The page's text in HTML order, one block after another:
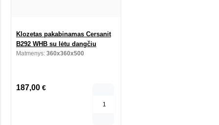
Klozetas pakabinamas Cersanit
B292 WHB su lėtu dangčiu
Matmenys: 360x360x500
187,00 €